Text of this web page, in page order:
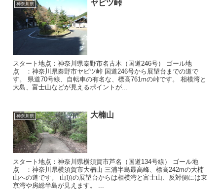
神奈川県 ヤビツ峠
スタート地点：神奈川県秦野市名古木（国道246号） ゴール地
点 ：神奈川県秦野市ヤビツ峠 国道246号から展望台までの道で
す。 県道70号線、自転車の有名な、標高761mの峠です。 相模湾と
大島、富士山などが見えるポイントが...
神奈川県 大楠山
スタート地点：神奈川県横須賀市芦名（国道134号線） ゴール地
点 ：神奈川県横須賀市大楠山 三浦半島最高峰、標高242mの大楠
山への道です。 山頂の展望台からは相模湾と富士山、反対側には東
京湾や房総半島が見えます。 ...